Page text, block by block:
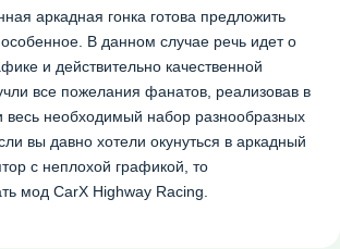
аркадная гонка готова предложить
В данном случае речь идет о
и действительно качественной
все пожелания фанатов, реализовав в
весь необходимый набор разнообразных
вы давно хотели окунуться в аркадный
с неплохой графикой, то
мод CarX Highway Racing.